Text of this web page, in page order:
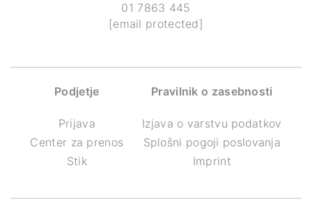
01 7863 445
[email protected]
Podjetje
Prijava
Center za prenos
Stik
Pravilnik o zasebnosti
Izjava o varstvu podatkov
Splošni pogoji poslovanja
Imprint